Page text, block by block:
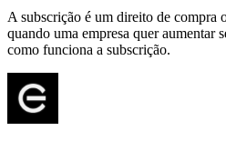
A subscrição é um direito de compra
quando uma empresa quer aumentar
como funciona a subscrição.